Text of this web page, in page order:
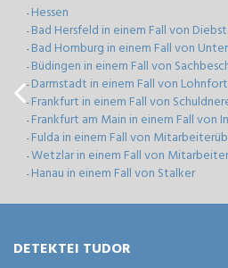
- Hessen
- Bad Hersfeld in einem Fall von
- Bad Homburg in einem Fall von
- Büdingen in einem Fall von
- Darmstadt in einem Fall von
- Frankfurt in einem Fall von
- Frankfurt am Main in einem Fall von
- Fulda in einem Fall von
-Wetzlar in einem Fall von
- Hanau in einem Fall von Stalker
DETEKTEI TUDOR